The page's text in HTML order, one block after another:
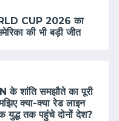
CUP 2026 का
की भी बड़ी जीत
के शांति समझौते का पूरी
क्या-क्या रेड लाइन
तक पहुंचे दोनों देश?